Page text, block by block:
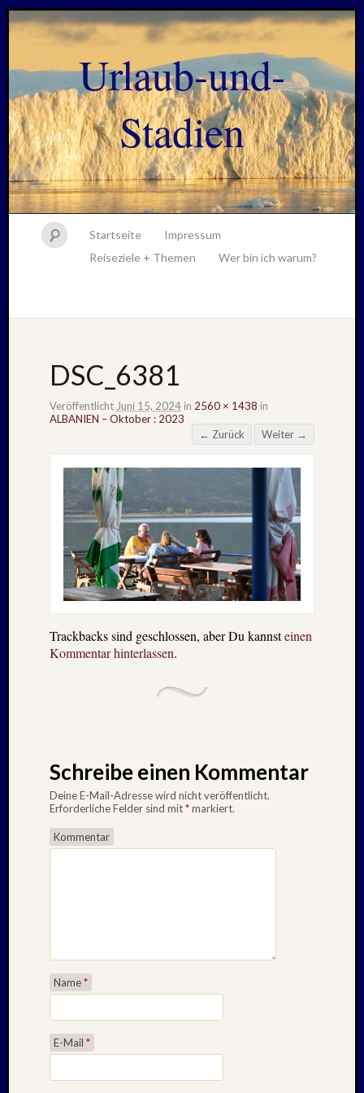
Urlaub-und-
Stadien
Startseite
Impressum
Reiseziele + Themen
Wer bin ich warum?
DSC_6381
Veröffentlicht Juni 15, 2024 in 2560 × 1438 in
ALBANIEN – Oktober : 2023
← Zurück
Weiter →
Trackbacks sind geschlossen, aber Du kannsteinen
Kommentar hinterlassen.
Schreibe einen Kommentar
Deine E-Mail-Adresse wird nicht veröffentlicht.
Erforderliche Felder sind mit*markiert.
Kommentar
Name*
E-Mail *